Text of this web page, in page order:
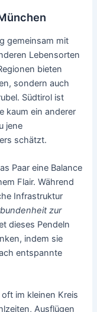
gemeinsam mit
Lebensorten
bieten
sondern auch
Südtirol ist
kaum ein anderer
jene
schätzt.
Paar eine Balance
Flair. Während
Infrastruktur
zur
dieses Pendeln
indem sie
entspannte
im kleinen Kreis
Ausflügen